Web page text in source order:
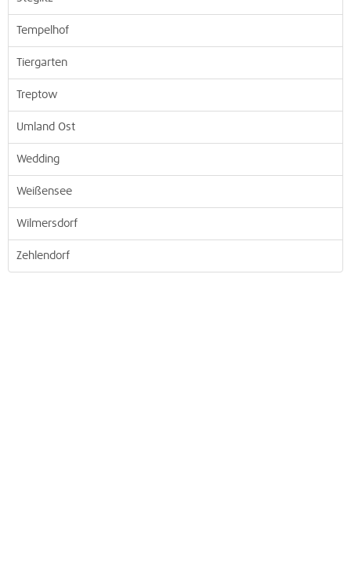
Tempelhof
Tiergarten
Treptow
Umland Ost
Wedding
Weißensee
Wilmersdorf
Zehlendorf